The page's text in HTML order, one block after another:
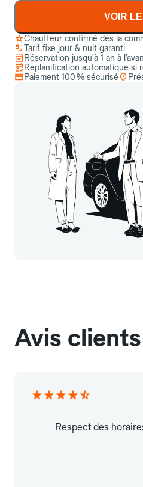
VOIR
Chauffeur confirmé dès la
Tarif fixe jour & nuit garanti
Réservation jusqu’à 1 an à
Replanification automatique si
Paiement 100 % sécurisé
Avis clients
Respect des